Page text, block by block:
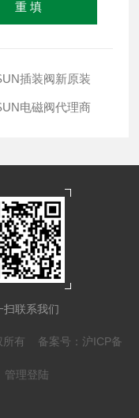
插装阀新原装
电磁阀代理商
扫联系我们
所有 备案号：沪ICP备
管理登陆